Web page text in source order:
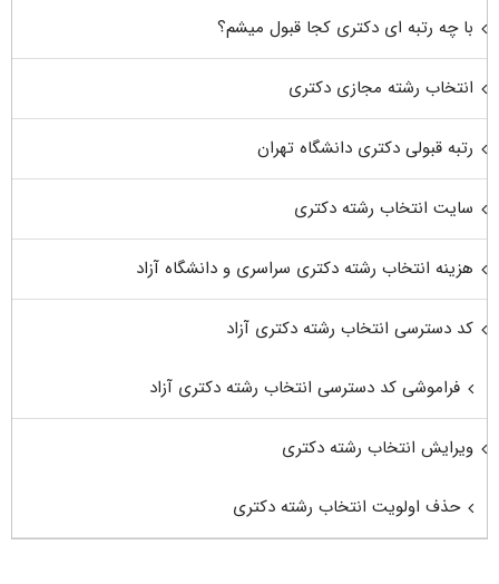
با چه رتبه ای دکتری کجا قبول میشم؟
انتخاب رشته مجازی دکتری
رتبه قبولی دکتری دانشگاه تهران
سایت انتخاب رشته دکتری
هزینه انتخاب رشته دکتری سراسری و دانشگاه آزاد
کد دسترسی انتخاب رشته دکتری آزاد
فراموشی کد دسترسی انتخاب رشته دکتری آزاد
ویرایش انتخاب رشته دکتری
حذف اولویت انتخاب رشته دکتری